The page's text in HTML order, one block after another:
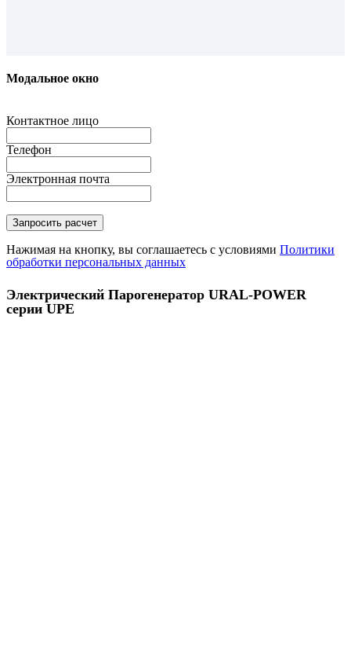
Модальное окно
Контактное лицо
Телефон
Электронная почта
Нажимая на кнопку, вы соглашаетесь с условиями Политики
обработки персональных данных
Электрический Парогенератор URAL-POWER
серии UPE